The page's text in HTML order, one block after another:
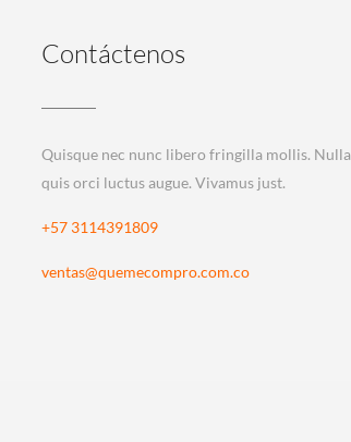
Contáctenos
Quisque nec nunc libero fringilla mollis. Nulla
quis orci luctus augue. Vivamus just.
+57 3114391809
ventas@quemecompro.com.co